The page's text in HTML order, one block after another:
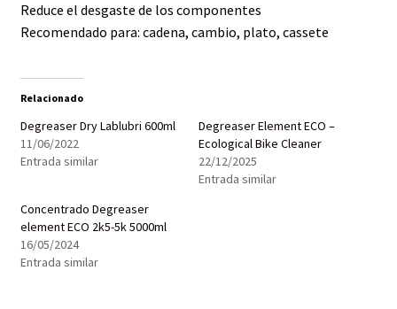
Reduce el desgaste de los componentes
Recomendado para: cadena, cambio, plato, cassete
Relacionado
Degreaser Dry Lablubri 600ml
11/06/2022
Entrada similar
Degreaser Element ECO –
Ecological Bike Cleaner
22/12/2025
Entrada similar
Concentrado Degreaser
element ECO 2k5-5k 5000ml
16/05/2024
Entrada similar